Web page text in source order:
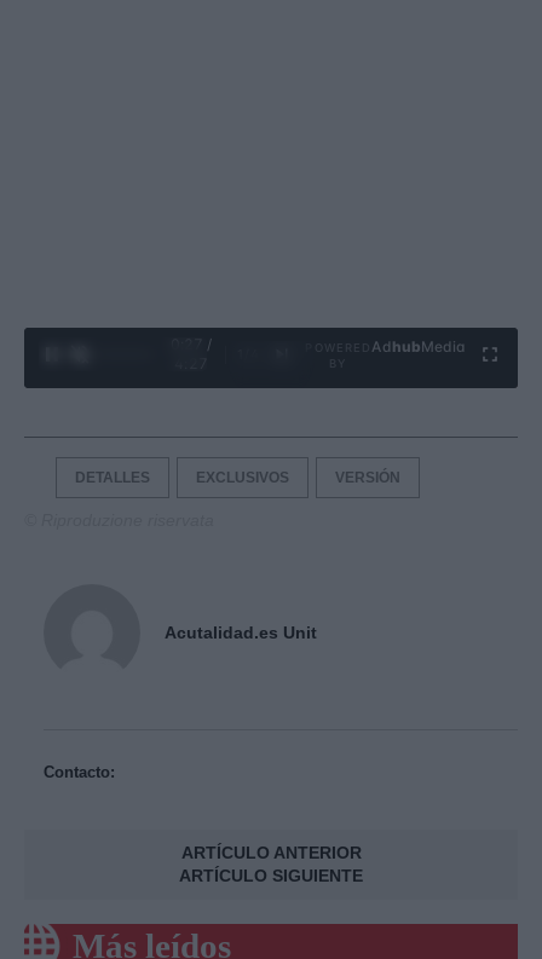
0:28 /
Ad hubMedia
DETALLES EXCLUSIVOS VERSIÓN
Acutalidad.es Unit
Contacto:
ARTÍCULO ANTERIOR
ARTÍCULO SIGUIENTE
Más leídos